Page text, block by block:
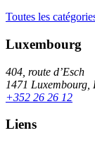
Toutes les
Luxembourg
404, route d’Esch
1471 Luxembourg,
+352 26 26 12
Liens